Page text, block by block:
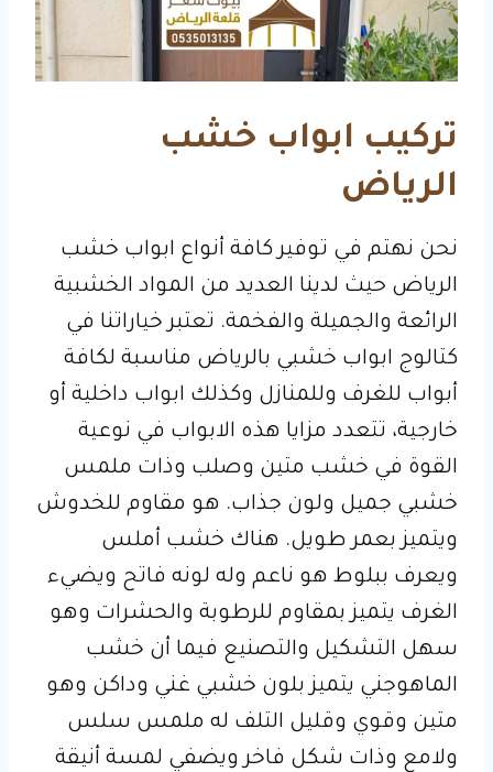
تركيب ابواب خشب
الرياض
نحن نهتم في توفير كافة أنواع ابواب خشب
الرياض حيث لدينا العديد من المواد الخشبية
الرائعة والجميلة والفخمة. تعتبر خياراتنا في
كتالوج ابواب خشبي بالرياض مناسبة لكافة
أبواب للغرف وللمنازل وكذلك ابواب داخلية أو
خارجية، تتعدد مزايا هذه الابواب في نوعية
القوة في خشب متين وصلب وذات ملمس
خشبي جميل ولون جذاب. هو مقاوم للخدوش
ويتميز بعمر طويل. هناك خشب أملس
ويعرف ببلوط هو ناعم وله لونه فاتح ويضيء
الغرف يتميز بمقاوم للرطوبة والحشرات وهو
سهل التشكيل والتصنيع فيما أن خشب
الماهوجني يتميز بلون خشبي غني وداكن وهو
متين وقوي وقليل التلف له ملمس سلس
ولامع وذات شكل فاخر ويضفي لمسة أنيقة